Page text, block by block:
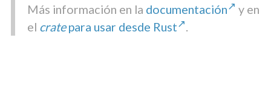
Más información en la documentación
y en
el cratepara usar desde Rust .